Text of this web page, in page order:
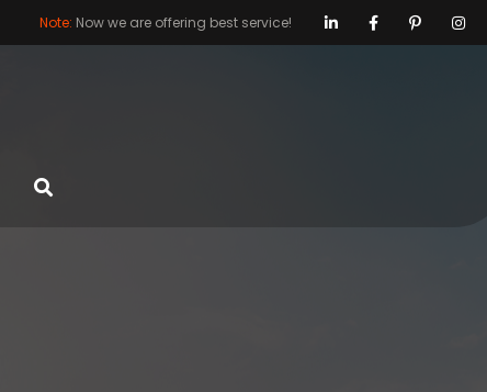
Note: Now we are offering best service!